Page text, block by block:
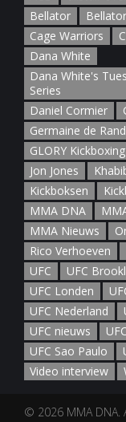
Bellator
Cage Warriors
Dana White
Dana White's
Series
Daniel Cormier
Germaine de
GLORY Kickboxing
Jon Jones
Kickboksen
MMA DNA
MMA Nieuws
Rico Verhoeven
UFC
UFC
UFC Londen
UFC Nederland
UFC nieuws
UFC Sao Paulo
Video interview
© 2026 MMA DNA.